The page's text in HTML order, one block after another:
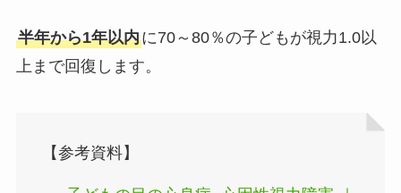
半年から1年以内に70～80％の子どもが視力1.0以
上まで回復します。
【参考資料】